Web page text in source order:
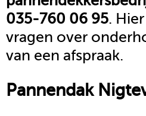
035-760 06 95.
vragen over
van een afspraak.
Pannendak